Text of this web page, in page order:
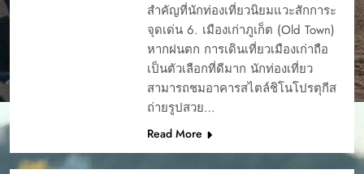
สำคัญที่นักท่องเที่ยวนิยมแวะสักการะ
จุดเด่น 6. เมืองเก่าภูเก็ต (Old Town)
หากฝนตก การเดินเที่ยวเมืองเก่าถือ
เป็นตัวเลือกที่ดีมาก นักท่องเที่ยว
สามารถชมอาคารสไตล์ชิโนโปรตุกีส
ถ่ายรูปสวย…
Read More